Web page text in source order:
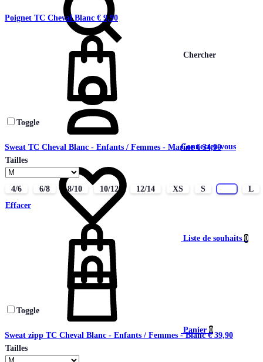
Chercher
Connectez-vous
Liste de souhaits 0
Panier 0
Poignet TC Cheval Blanc € 9,90
Toggle
Sweat TC Cheval Blanc - Enfants / Femmes - Marine€34,90
Tailles
4/6 6/8 8/10 10/12 12/14 XS S
L
Effacer
Toggle
Sweat zipp TC Cheval Blanc - Enfants / Femmes - Blanc€39,90
Tailles